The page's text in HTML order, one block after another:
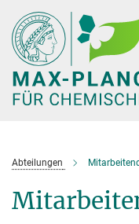
Hauptinhalt
Abteilungen